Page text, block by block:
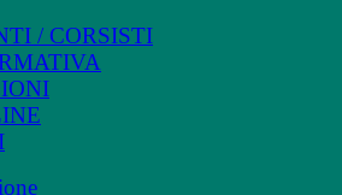
/ CORSISTI